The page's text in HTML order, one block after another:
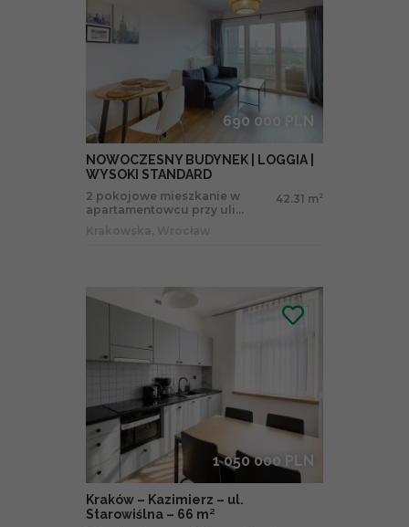
690 000 PLN
NOWOCZESNY BUDYNEK | LOGGIA |
WYSOKI STANDARD
2 pokojowe mieszkanie w
apartamentowcu przy uli...
42.31 m 2
1 050 000 PLN
Kraków – Kazimierz – ul.
Starowiślna – 66 m²